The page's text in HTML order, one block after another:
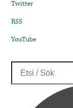
Twitter
RSS
YouTube